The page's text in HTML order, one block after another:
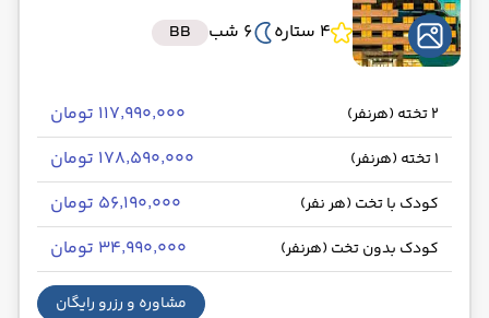
4 ستاره
6 شب BB
2 تخته (هرنفر) ۱۱۷٬۹۹۰٬۰۰۰ تومان
1 تخته (هرنفر) ۱۷۸٬۵۹۰٬۰۰۰ تومان
کودک با تخت (هر نفر) ۵۶٬۱۹۰٬۰۰۰ تومان
کودک بدون تخت (هرنفر) ۳۴٬۹۹۰٬۰۰۰ تومان
مشاوره و رزرو رایگان